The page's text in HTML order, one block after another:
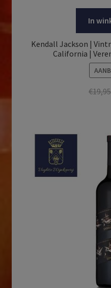
In
Kendall Jackson |
California |
€19,95